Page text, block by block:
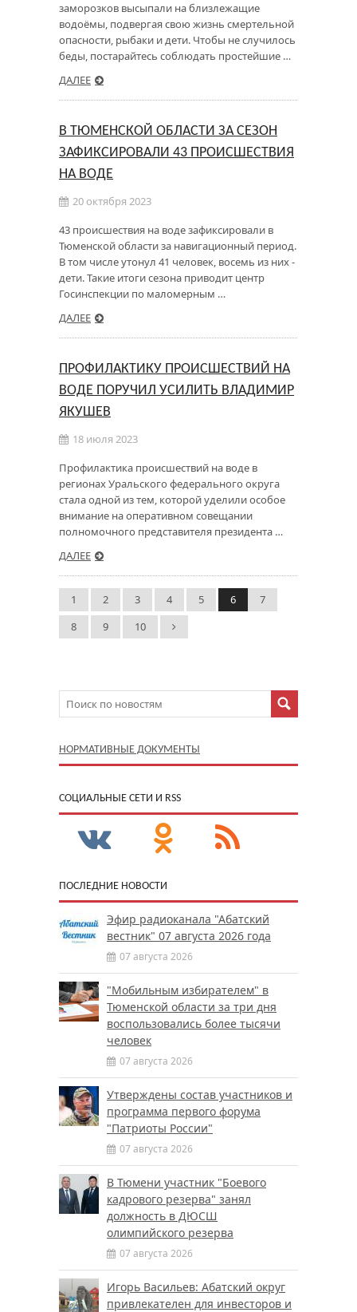
заморозков высыпали на близлежащие
водоёмы, подвергая свою жизнь смертельной
опасности, рыбаки и дети. Чтобы не случилось
беды, постарайтесь соблюдать простейшие …
ДАЛЕЕ
В ТЮМЕНСКОЙ ОБЛАСТИ ЗА СЕЗОН
ЗАФИКСИРОВАЛИ 43 ПРОИСШЕСТВИЯ
НА ВОДЕ
20 октября 2023
43 происшествия на воде зафиксировали в
Тюменской области за навигационный период.
В том числе утонул 41 человек, восемь из них -
дети. Такие итоги сезона приводит центр
Госинспекции по маломерным …
ДАЛЕЕ
ПРОФИЛАКТИКУ ПРОИСШЕСТВИЙ НА
ВОДЕ ПОРУЧИЛ УСИЛИТЬ ВЛАДИМИР
ЯКУШЕВ
18 июля 2023
Профилактика происшествий на воде в
регионах Уральского федерального округа
стала одной из тем, которой уделили особое
внимание на оперативном совещании
полномочного представителя президента …
ДАЛЕЕ
1 2 3 4 5 6
7
8
9 10
НОРМАТИВНЫЕ ДОКУМЕНТЫ
CОЦИАЛЬНЫЕ СЕТИ И RSS
ПОСЛЕДНИЕ НОВОСТИ
Эфир радиоканала "Абатский
вестник" 07 августа 2026 года
07 августа 2026
"Мобильным избирателем" в
Тюменской области за три дня
воспользовались более тысячи
человек
07 августа 2026
Утверждены состав участников и
программа первого форума
"Патриоты России"
07 августа 2026
В Тюмени участник "Боевого
кадрового резерва" занял
должность в ДЮСШ
олимпийского резерва
07 августа 2026
Игорь Васильев: Абатский округ
привлекателен для инвесторов и